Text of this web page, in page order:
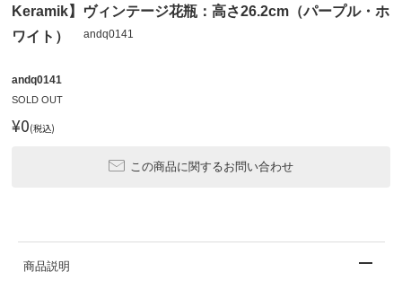
Keramik】ヴィンテージ花瓶：高さ26.2cm（パープル・ホ
ワイト）
andq0141
andq0141
SOLD OUT
¥0(税込)
この商品に関するお問い合わせ
商品説明